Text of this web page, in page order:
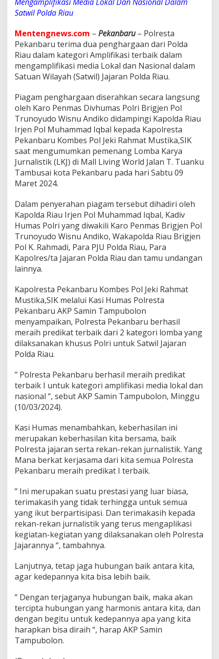
a
a
r
i
P
l
a
R
i
u
K
a
t
e
g
i
A
m
p
l
i
f
s
i
M
e
d
i
a
Satwil Polda Riau
Mentengnews.com – Pekanbaru– Polresta
Pekanbaru terima dua penghargaan dari Polda
Riau dalam kategori Amplifikasi terbaik dalam
mengamplifikasi media Lokal dan Nasional dalam
Satuan Wilayah (Satwil) Jajaran Polda Riau.
Piagam penghargaan diserahkan secara langsung
oleh Karo Penmas Divhumas Polri Brigjen Pol
Trunoyudo Wisnu Andiko didampingi Kapolda Riau
Irjen Pol Muhammad Iqbal kepada Kapolresta
Pekanbaru Kombes Pol Jeki Rahmat Mustika,SIK
saat mengumumkan pemenang Lomba Karya
Jurnalistik (LKJ) di Mall Living World Jalan T. Tuanku
Tambusai kota Pekanbaru pada hari Sabtu 09
Maret 2024.
Dalam penyerahan piagam tersebut dihadiri oleh
Kapolda Riau Irjen Pol Muhammad Iqbal, Kadiv
Humas Polri yang diwakili Karo Penmas Brigjen Pol
Trunoyudo Wisnu Andiko, Wakapolda Riau Brigjen
Pol K. Rahmadi, Para PJU Polda Riau, Para
Kapolres/ta Jajaran Polda Riau dan tamu undangan
lainnya.
Kapolresta Pekanbaru Kombes Pol Jeki Rahmat
Mustika,SIK melalui Kasi Humas Polresta
Pekanbaru AKP Samin Tampubolon
menyampaikan, Polresta Pekanbaru berhasil
meraih predikat terbaik dari 2 kategori lomba yang
dilaksanakan khusus Polri untuk Satwil Jajaran
Polda Riau.
” Polresta Pekanbaru berhasil meraih predikat
terbaik I untuk kategori amplifikasi media lokal dan
nasional “, sebut AKP Samin Tampubolon, Minggu
(10/03/2024).
Kasi Humas menambahkan, keberhasilan ini
merupakan keberhasilan kita bersama, baik
Polresta jajaran serta rekan-rekan jurnalistik. Yang
Mana berkat kerjasama dari kita semua Polresta
Pekanbaru meraih predikat I terbaik.
” Ini merupakan suatu prestasi yang luar biasa,
terimakasih yang tidak terhingga untuk semua
yang ikut berpartisipasi. Dan terimakasih kepada
rekan-rekan jurnalistik yang terus mengaplikasi
kegiatan-kegiatan yang dilaksanakan oleh Polresta
Jajarannya “, tambahnya.
Lanjutnya, tetap jaga hubungan baik antara kita,
agar kedepannya kita bisa lebih baik.
” Dengan terjaganya hubungan baik, maka akan
tercipta hubungan yang harmonis antara kita, dan
dengan begitu untuk kedepannya apa yang kita
harapkan bisa diraih “, harap AKP Samin
Tampubolon.